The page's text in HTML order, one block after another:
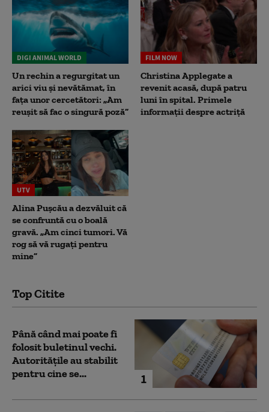
DIGI ANIMAL WORLD
Un rechin a regurgitat un
arici viu și nevătămat, în
fața unor cercetători: „Am
reușit să fac o singură poză”
FILM NOW
Christina Applegate a
revenit acasă, după patru
luni în spital. Primele
informații despre actriță
UTV
Alina Pușcău a dezvăluit că
se confruntă cu o boală
gravă. „Am cinci tumori. Vă
rog să vă rugați pentru
mine”
Top Citite
1
Până când mai poate fi
folosit buletinul vechi.
Autoritățile au stabilit
pentru cine se...